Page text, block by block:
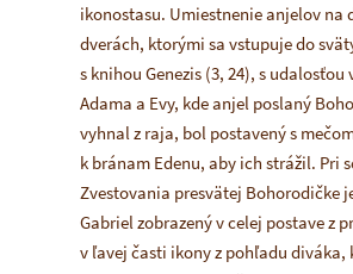
ikonostasu. Umiestnenie anjelov na
dverách, ktorými sa vstupuje do
s knihou Genezis (3, 24), s udalosťou
Adama a Evy, kde anjel poslaný
vyhnal z raja, bol postavený s
k bránam Edenu, aby ich strážil. Pri
Zvestovania presvätej Bohorodičke
Gabriel zobrazený v celej postave z
v ľavej časti ikony z pohľadu diváka,